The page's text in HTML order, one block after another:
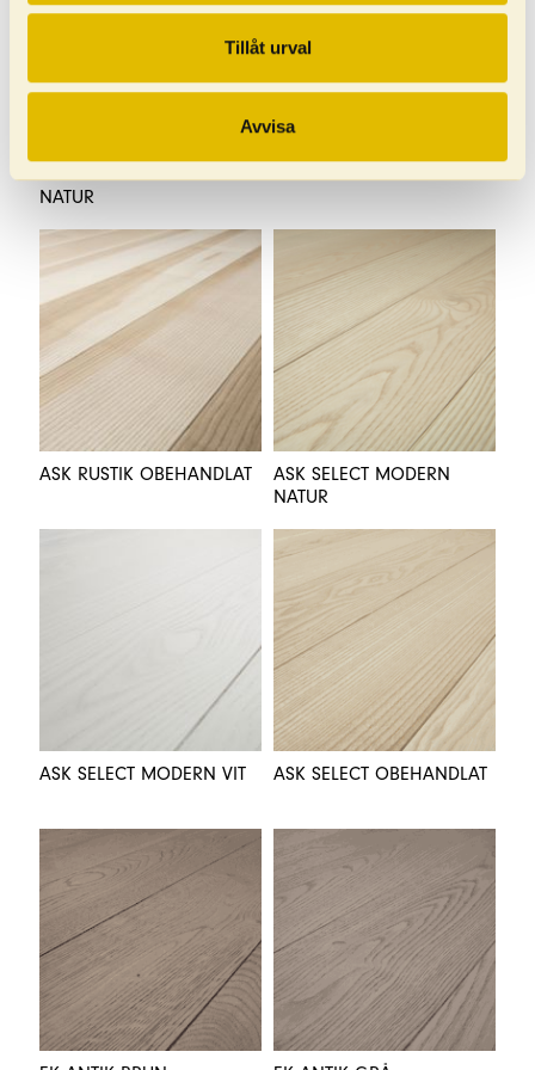
Tillåt urval
Avvisa
ASK RUSTIK MODERN
NATUR
ASK RUSTIK MODERN VIT
ASK RUSTIK OBEHANDLAT
ASK SELECT MODERN
NATUR
ASK SELECT MODERN VIT ASK SELECT OBEHANDLAT